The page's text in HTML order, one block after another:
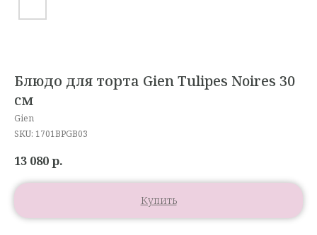
Блюдо для торта Gien Tulipes Noires 30
см
Gien
SKU: 1701BPGB03
13 080р.
Купить